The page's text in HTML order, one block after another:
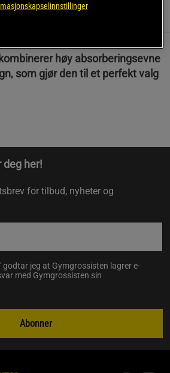
høy absorberingsevne
som gjør den til et perfekt valg
deg her!
for tilbud, nyheter og
godtar jeg at Gymgrossisten lagrer e-
med Gymgrossisten sin
Abonner